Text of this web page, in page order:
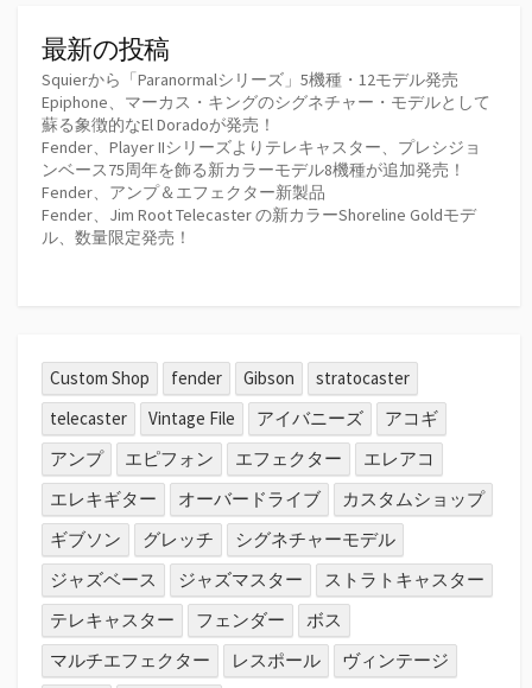
最新の投稿
Squierから「Paranormalシリーズ」5機種・12モデル発売
Epiphone、マーカス・キングのシグネチャー・モデルとして
蘇る象徴的なEl Doradoが発売！
Fender、Player IIシリーズよりテレキャスター、プレシジョ
ンベース75周年を飾る新カラーモデル8機種が追加発売！
Fender、アンプ＆エフェクター新製品
Fender、Jim Root Telecaster の新カラーShoreline Goldモデ
ル、数量限定発売！
Custom Shop fender Gibson
stratocaster
telecaster
Vintage File アイバニーズ
アコギ
アンプ
エピフォン エフェクター
エレアコ
エレキギター
オーバードライブ
カスタムショップ
ギブソン
グレッチ
シグネチャーモデル
ジャズベース
ジャズマスター
ストラトキャスター
テレキャスター
フェンダー
ボス
マルチエフェクター
レスポール
ヴィンテージ